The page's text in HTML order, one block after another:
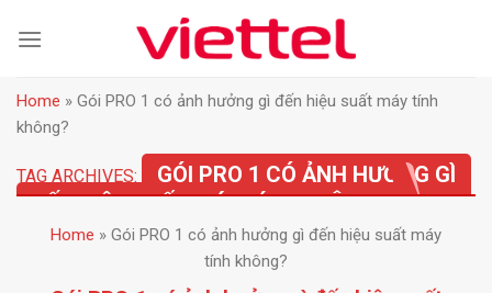
Home » Gói PRO 1 có ảnh hưởng gì đến hiệu suất máy tính
không?
TAG ARCHIVES:
GÓI PRO 1 CÓ ẢNH HƯỞNG GÌ
ĐẾN HIỆU SUẤT MÁY TÍNH KHÔNG?
Home » Gói PRO 1 có ảnh hưởng gì đến hiệu suất máy
tính không?